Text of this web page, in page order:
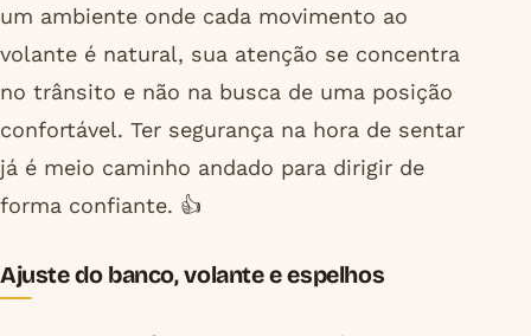
um ambiente onde cada movimento ao
volante é natural, sua atenção se concentra
no trânsito e não na busca de uma posição
confortável. Ter segurança na hora de sentar
já é meio caminho andado para dirigir de
forma confiante. 👍
Ajuste do banco, volante e espelhos